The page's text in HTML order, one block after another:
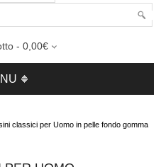
- 0,00€
classici per Uomo in pelle fondo gomma